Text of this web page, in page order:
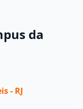
da
- RJ